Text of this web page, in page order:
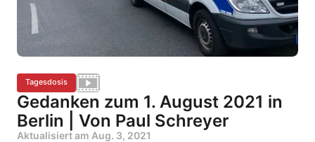
Tagesdosis
Gedanken zum 1. August 2021 in
Berlin | Von Paul Schreyer
Aktualisiert am Aug. 3, 2021